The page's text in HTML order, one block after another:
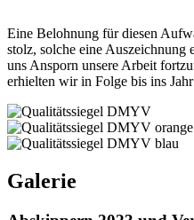
Eine Belohnung für diesen
stolz, solche eine Auszeichnung
uns Ansporn unsere Arbeit
erhielten wir in Folge bis ins
Galerie